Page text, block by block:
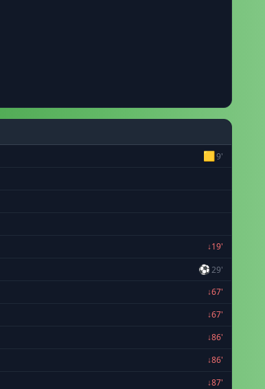
🟨9'
↓19'
⚽29'
↓67'
↓67'
↓86'
↓86'
↓87'